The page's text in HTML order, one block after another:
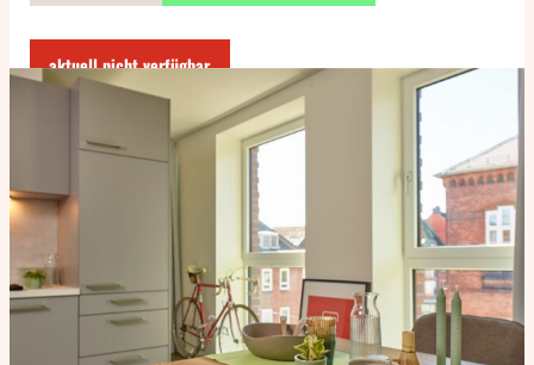
aktuell nicht verfügbar